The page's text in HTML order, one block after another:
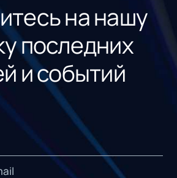
на нашу
последних
и событий